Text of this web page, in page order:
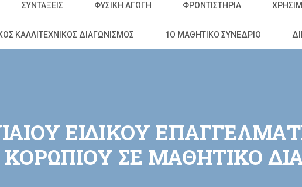
ΣΥΝΤΑΞΕΙΣ ΦΥΣΙΚΉ ΑΓΩΓΉ ΦΡΟΝΤΙΣΤΉΡΙΑ
ΚΑΛΛΙΤΕΧΝΙΚΟΣ ΔΙΑΓΩΝΙΣΜΟΣ 1O ΜΑΘΗΤΙΚΟ ΣΥΝΕΔΡΙΟ
ΕΙΔΙΚΟΥ
ΣΕ ΜΑΘΗΤΙΚΟ